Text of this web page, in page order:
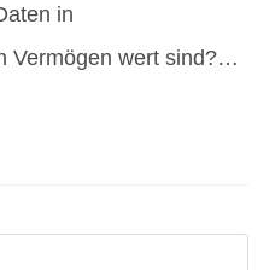
in
Vermögen wert sind?…